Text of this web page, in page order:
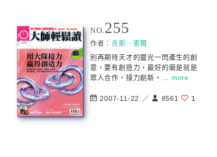
NO.255
作者：吉斯．索爾
別再期待天才的靈光一閃產生的創
意，要有創造力，最好的磨是就是
眾人合作，接力創新。... more
2007-11-22 ／ 8561 1